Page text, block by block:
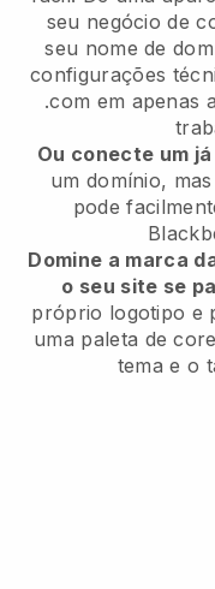
seu negócio de
seu nome de
configurações
.com em apenas
Ou conecte um
um domínio,
pode
Domine a marca
o seu site se
próprio logotipo e
uma paleta de
tema e o